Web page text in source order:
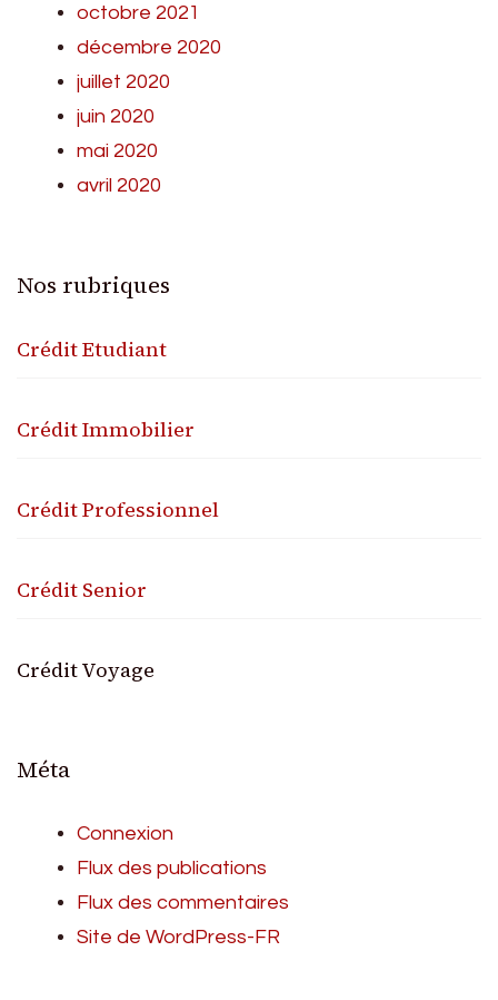
octobre 2021
décembre 2020
juillet 2020
juin 2020
mai 2020
avril 2020
Nos rubriques
Crédit Etudiant
Crédit Immobilier
Crédit Professionnel
Crédit Senior
Crédit Voyage
Méta
Connexion
Flux des publications
Flux des commentaires
Site de WordPress-FR